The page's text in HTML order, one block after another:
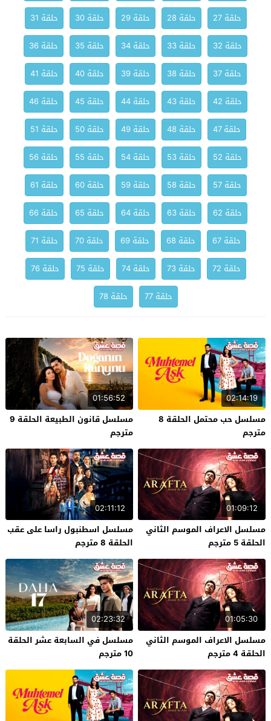
حلقة 27
حلقة 28 حلقة 29 حلقة 30
حلقة 31
حلقة 32
حلقة 33 حلقة 34 حلقة 35
حلقة 36
حلقة 37
حلقة 38 حلقة 39 حلقة 40
حلقة 41
حلقة 42
حلقة 43 حلقة 44 حلقة 45
حلقة 46
حلقة 47
حلقة 48 حلقة 49 حلقة 50
حلقة 51
حلقة 52
حلقة 53 حلقة 54 حلقة 55
حلقة 56
حلقة 57
حلقة 58 حلقة 59 حلقة 60
حلقة 61
حلقة 62
حلقة 63 حلقة 64 حلقة 65
حلقة 66
حلقة 67
حلقة 68 حلقة 69 حلقة 70
حلقة 71
حلقة 72
حلقة 73 حلقة 74 حلقة 75
حلقة 76
حلقة 77
حلقة 78
02:14:19
مسلسل حب محتمل الحلقة 8
مترجم
01:56:52
مسلسل قانون الطبيعة الحلقة 9
مترجم
01:09:12
مسلسل الاعراف الموسم الثاني
الحلقة 5 مترجم
02:11:12
مسلسل اسطنبول راسا على عقب
الحلقة 8 مترجم
01:05:30
مسلسل الاعراف الموسم الثاني
الحلقة 4 مترجم
02:23:32
مسلسل في السابعة عشر الحلقة
10 مترجم